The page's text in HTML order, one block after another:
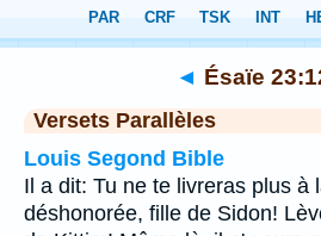
Chapitre 23> Verset 12
◄ Ésaïe
Versets Parallèles
Louis Segond Bible
Il a dit: Tu ne te livreras plus à
déshonorée, fille de Sidon!